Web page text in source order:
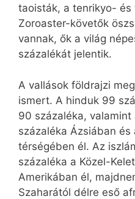
taoisták, a tenrikyo-
Zoroaster-követők
vannak, ők a világ
százalékát jelentik.
A vallások földrajzi
ismert. A hinduk 99
90 százaléka, valamint
százaléka Ázsiában
térségében él. Az
százaléka a Közel-
Amerikában él,
Szaharától délre eső